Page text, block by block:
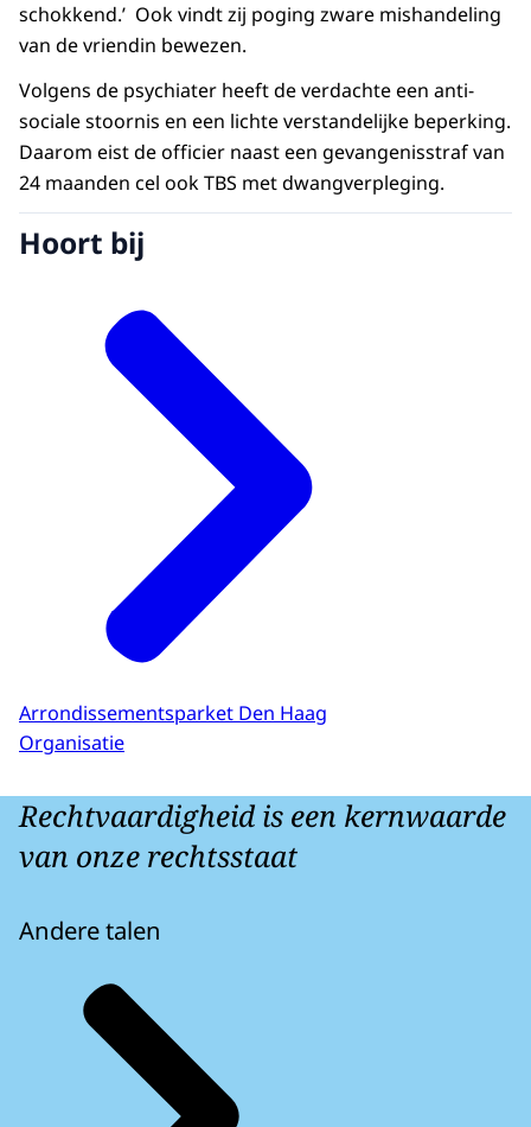
schokkend.’ Ook vindt zij poging zware mishandeling
van de vriendin bewezen.
Volgens de psychiater heeft de verdachte een anti-
sociale stoornis en een lichte verstandelijke beperking.
Daarom eist de officier naast een gevangenisstraf van
24 maanden cel ook TBS met dwangverpleging.
Hoort bij
Arrondissementsparket Den Haag
Organisatie
Rechtvaardigheid is een kernwaarde
van onze rechtsstaat
Andere talen